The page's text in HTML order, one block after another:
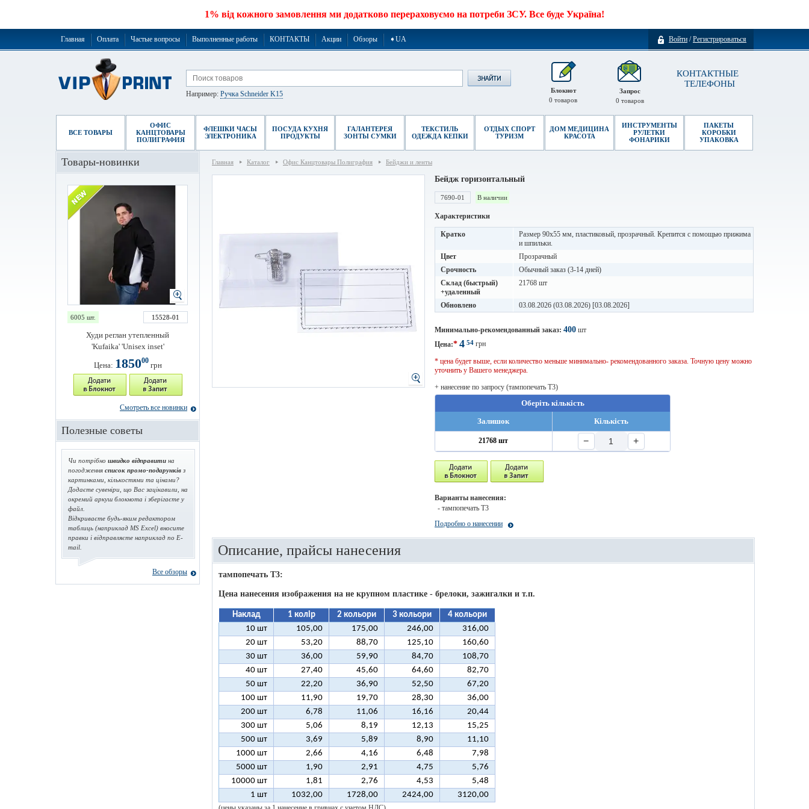
1% від кожного замовлення ми додатково перераховуємо на потреби ЗСУ. Все буде Україна!
Войти /Регистрироваться
Главная Оплата Частые вопросы Выполненные работы КОНТАКТЫ Акции Обзоры ➧UA
КОНТАКТНЫЕ
ТЕЛЕФОНЫ
Запрос
0 товаров
Например: Ручка Schneider K15
Блокнот
0 товаров
ВСЕ ТОВАРЫ
ОФИС
КАНЦТОВАРЫ
ПОЛИГРАФИЯ
ФЛЕШКИ ЧАСЫ
ЭЛЕКТРОНИКА
ПОСУДА КУХНЯ
ПРОДУКТЫ
ГАЛАНТЕРЕЯ
ЗОНТЫ СУМКИ
ТЕКСТИЛЬ
ОДЕЖДА КЕПКИ
ОТДЫХ СПОРТ
ТУРИЗМ
ДОМ МЕДИЦИНА
КРАСОТА
ИНСТРУМЕНТЫ
РУЛЕТКИ
ФОНАРИКИ
ПАКЕТЫ
КОРОБКИ
УПАКОВКА
Главная Каталог Офис Канцтовары Полиграфия Бейджи и ленты
Бейдж горизонтальный
7690-01 В наличии
Характеристики
Кратко
Размер 90х55 мм, пластиковый, прозрачный. Крепится с помощью прижима
и шпильки.
Цвет
Прозрачный
Срочность
Обычный заказ (3-14 дней)
Склад (быстрый)
+удаленный
21768 шт
Обновлено 03.08.2026 (03.08.2026) [03.08.2026]
Минимально-рекомендованный заказ: 400 шт
Цена:* 4 54 грн
* цена будет выше, если количество меньше минимально- рекомендованного заказа. Точную цену можно
уточнить у Вашего менеджера.
+ нанесение по запросу (тампопечать T3)
Оберіть кількість
Залишок
Кількість
21768 шт − +
Варианты нанесения:
- тампопечать T3
Подробно о нанесении
Описание, прайсы нанесения
тампопечать T3:
Цена нанесения изображения на не крупном пластике - брелоки, зажигалки и т.п.
Наклад 1 колір 2 кольори 3 кольори
4 кольори
10 шт
105,00 175,00 246,00
316,00
20 шт
53,20 88,70 125,10
160,60
30 шт
36,00 59,90 84,70
108,70
40 шт
27,40 45,60 64,60
82,70
50 шт
22,20 36,90 52,50
67,20
100 шт
11,90 19,70 28,30
36,00
200 шт
6,78 11,06 16,16
20,44
300 шт
5,06 8,19 12,13
15,25
500 шт
3,69 5,89 8,90
11,10
1000 шт
2,66 4,16 6,48
7,98
5000 шт
1,90 2,91 4,75
5,76
10000 шт
1,81 2,76 4,53
5,48
1 шт
1032,00 1728,00 2424,00 3120,00
Товары-новинки
6005 шт. 15528-01
Худи реглан утепленный
'Kufaika' 'Unisex inset'
Цена: 185000 грн
Смотреть все новинки
Полезные советы
Чи потрібно швидко відправити на
погодження список промо-подарунків з
картинками, кількостями та цінами?
Додаєте сувеніри, що Вас зацікавили, на
окремий аркуш блокнота і зберігаєте у
файл.
Відкриваєте будь-яким редактором
таблиць (наприклад MS Excel) вносите
правки і відправляєте наприклад по E-
mail.
Все обзоры